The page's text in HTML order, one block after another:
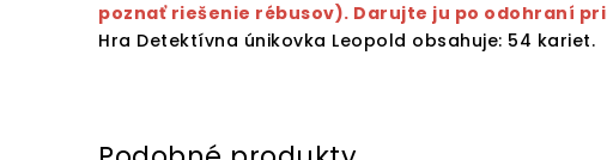
poznať riešenie rébusov). Darujte ju po odohraní
Hra Detektívna únikovka Leopold obsahuje: 54 kariet.